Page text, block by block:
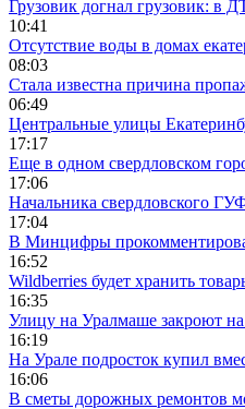
Грузовик догнал грузовик: в
10:41
Отсутствие воды в домах
08:03
Стала известна причина
06:49
Центральные улицы
17:17
Еще в одном свердловском
17:06
Начальника свердловского
17:04
В Минцифры
16:52
Wildberries будет хранить
16:35
Улицу на Уралмаше закроют на
16:19
На Урале подросток купил
16:06
В сметы дорожных ремонтов